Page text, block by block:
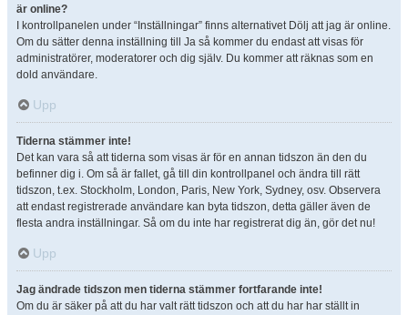
är online?
I kontrollpanelen under “Inställningar” finns alternativet Dölj att jag är online.
Om du sätter denna inställning till Ja så kommer du endast att visas för
administratörer, moderatorer och dig själv. Du kommer att räknas som en
dold användare.
Upp
Tiderna stämmer inte!
Det kan vara så att tiderna som visas är för en annan tidszon än den du
befinner dig i. Om så är fallet, gå till din kontrollpanel och ändra till rätt
tidszon, t.ex. Stockholm, London, Paris, New York, Sydney, osv. Observera
att endast registrerade användare kan byta tidszon, detta gäller även de
flesta andra inställningar. Så om du inte har registrerat dig än, gör det nu!
Upp
Jag ändrade tidszon men tiderna stämmer fortfarande inte!
Om du är säker på att du har valt rätt tidszon och att du har har ställt in